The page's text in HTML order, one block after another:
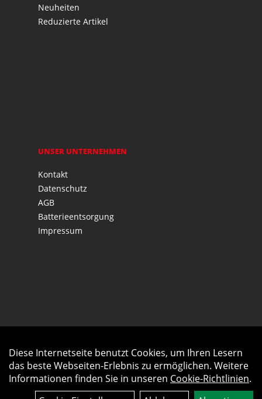
Neuheiten
Reduzierte Artikel
UNSER UNTERNEHMEN
Kontakt
Datenschutz
AGB
Batterieentsorgung
Impressum
Diese Internetseite benutzt Cookies, um Ihren Lesern
das beste Webseiten-Erlebnis zu ermöglichen. Weitere
Informationen finden Sie in unseren Cookie-Richtlinien.
Auftrag widerrufen